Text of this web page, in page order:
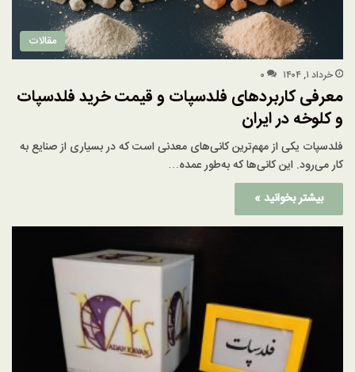
مقالات
خرداد ۱, ۱۴۰۴ ۰
معرفی کاربردهای فلدسپات و قیمت خرید فلدسپات
و کلوخه در ایران
فلدسپات یکی از مهم‌ترین کانی‌های معدنی است که در بسیاری از صنایع به
کار می‌رود. این کانی‌ها که به‌طور عمده…
بیشتر بخوانید »